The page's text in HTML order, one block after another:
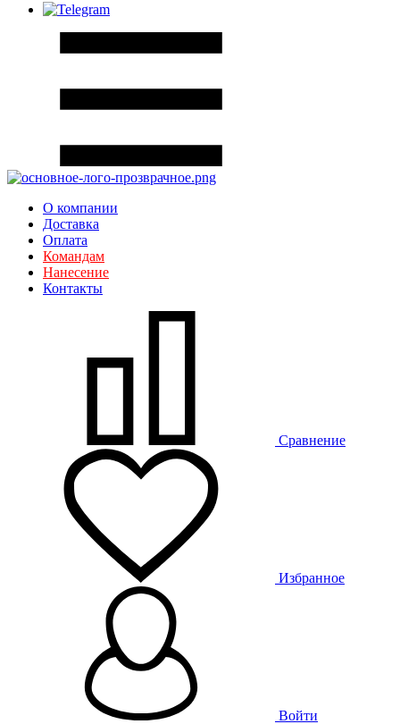
О компании
Доставка
Оплата
Командам
Нанесение
Контакты
Сравнение
Избранное
Войти